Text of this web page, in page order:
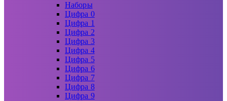
Наборы
Цифра 0
Цифра 1
Цифра 2
Цифра 3
Цифра 4
Цифра 5
Цифра 6
Цифра 7
Цифра 8
Цифра 9